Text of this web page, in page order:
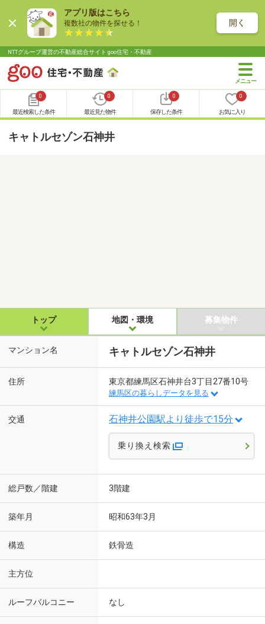
アプリ版はこちら
複数社の物件を探せる！ 開く
NTTグループ運営の不動産総合サイト goo住宅・不動産
0
最近検索した条件
0
最近見た物件
0
保存した条件
0
お気に入り
キャトルセゾン石神井
トップ 地図・環境 募集物件
マンション名 キャトルセゾン石神井
住所 東京都練馬区石神井台3丁目27番10号
練馬区の暮らしデータを見る
交通 石神井公園駅より徒歩で15分
乗り換え検索
総戸数／階建 3階建
築年月 昭和63年3月
構造 鉄骨造
主方位
ルーフバルコニー なし